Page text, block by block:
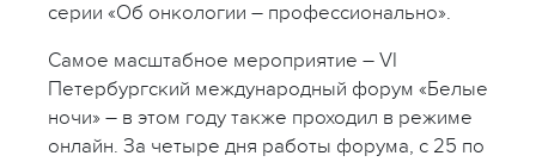
серии «Об онкологии – профессионально».
Самое масштабное мероприятие – VI
Петербургский международный форум «Белые
ночи» – в этом году также проходил в режиме
онлайн. За четыре дня работы форума, с 25 по